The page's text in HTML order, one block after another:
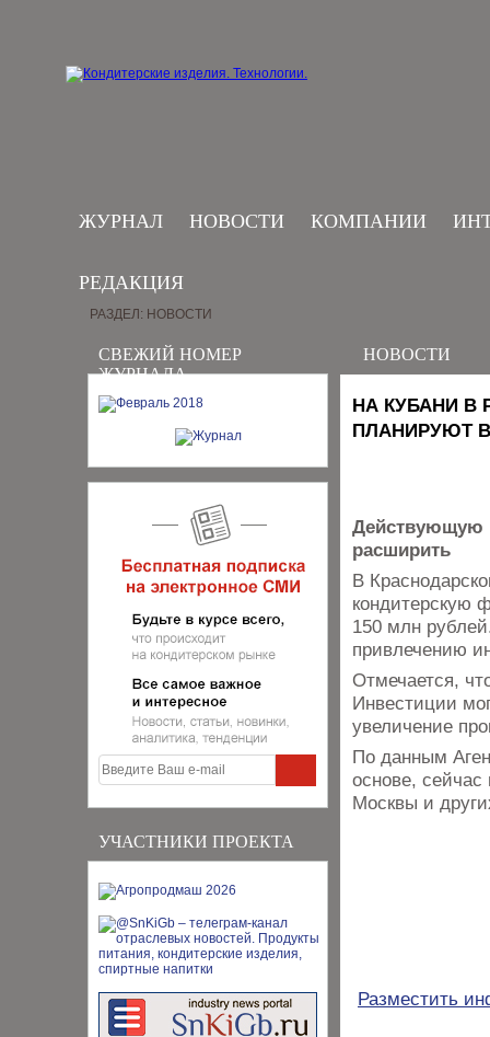
ЖУРНАЛ НОВОСТИ КОМПАНИИ
РЕДАКЦИЯ
СВЕЖИЙ НОМЕР
ЖУРНАЛА
УЧАСТНИКИ ПРОЕКТА
РАЗДЕЛ: НОВОСТИ
НОВОСТИ
НА КУБАНИ В
ПЛАНИРУЮТ
Действующую
расширить
В
кондитерскую
150 млн
привлечению
Отмечается,
Инвестиции
увеличение
По данным
основе,
Москвы и
Разместить